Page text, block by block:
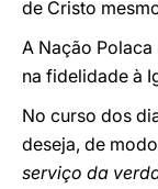
de Cristo
A Nação
na fidelidade à
No curso dos
deseja, de
serviço da